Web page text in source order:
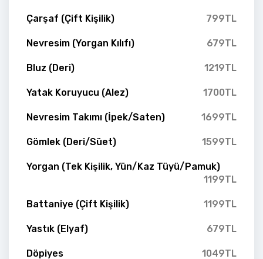
Çarşaf (Çift Kişilik) 799TL
Nevresim (Yorgan Kılıfı) 679TL
Bluz (Deri) 1219TL
Yatak Koruyucu (Alez) 1700TL
Nevresim Takımı (İpek/Saten) 1699TL
Gömlek (Deri/Süet) 1599TL
Yorgan (Tek Kişilik, Yün/Kaz Tüyü/Pamuk)
1199TL
Battaniye (Çift Kişilik) 1199TL
Yastık (Elyaf) 679TL
Döpiyes 1049TL